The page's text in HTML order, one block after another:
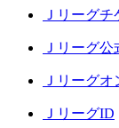
Ｊリーグチ
Ｊリーグ公
Ｊリーグ
ＪリーグID